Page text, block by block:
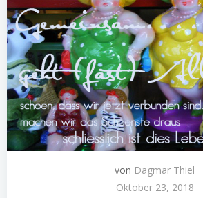
von Dagmar Thiel
Oktober 23, 2018